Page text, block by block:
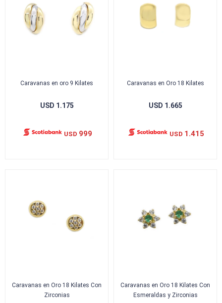
Caravanas en oro 9 Kilates
USD 1.175
USD 999
Caravanas en Oro 18 Kilates
USD 1.665
USD 1.415
Caravanas en Oro 18 Kilates Con
Zirconias
Caravanas en Oro 18 Kilates Con
Esmeraldas y Zirconias